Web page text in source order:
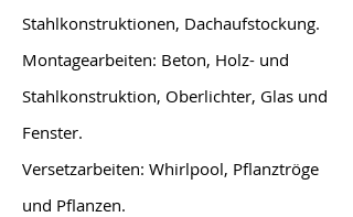
Stahlkonstruktionen, Dachaufstockung.
Montagearbeiten: Beton, Holz- und
Stahlkonstruktion, Oberlichter, Glas und
Fenster.
Versetzarbeiten: Whirlpool, Pflanztröge
und Pflanzen.